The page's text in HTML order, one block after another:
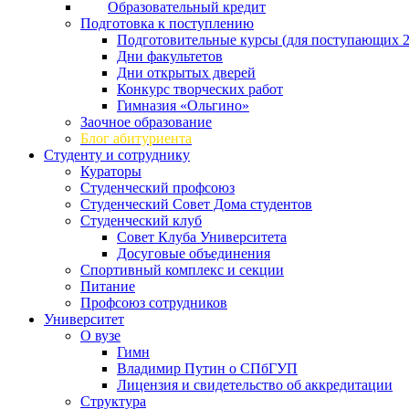
Образовательный кредит
Подготовка к поступлению
Подготовительные курсы (для поступающих
Дни факультетов
Дни открытых дверей
Конкурс творческих работ
Гимназия «Ольгино»
Заочное образование
Блог абитуриента
Студенту и сотруднику
Кураторы
Студенческий профсоюз
Студенческий Совет Дома студентов
Студенческий клуб
Совет Клуба Университета
Досуговые объединения
Спортивный комплекс и секции
Питание
Профсоюз сотрудников
Университет
О вузе
Гимн
Владимир Путин о СПбГУП
Лицензия и свидетельство об аккредитации
Структура